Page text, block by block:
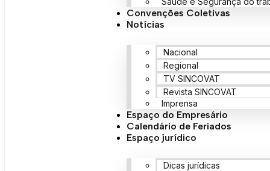
Convenções Coletivas
Notícias
Nacional
Regional
TV SINCOVAT
Revista SINCOVAT
Imprensa
Espaço do Empresário
Calendário de Feriados
Espaço jurídico
Dicas jurídicas